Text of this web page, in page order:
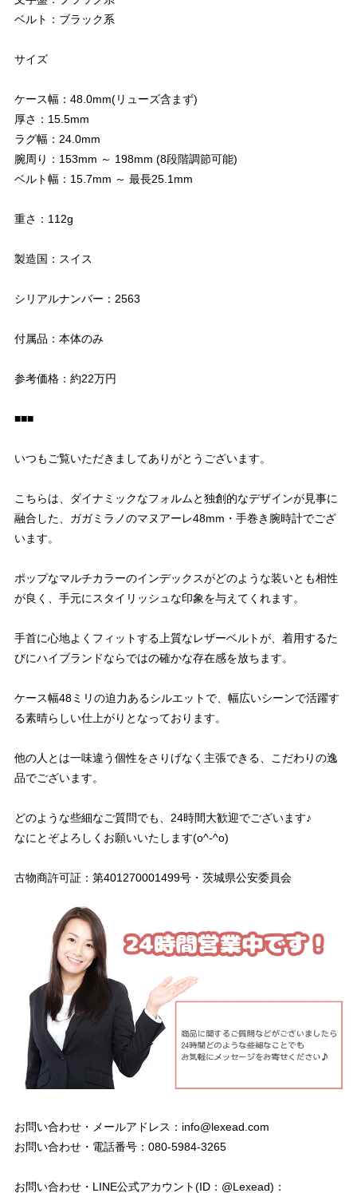
ベルト：ブラック系
サイズ
ケース幅：48.0mm(リューズ含まず)
厚さ：15.5mm
ラグ幅：24.0mm
腕周り：153mm ～ 198mm (8段階調節可能)
ベルト幅：15.7mm ～ 最長25.1mm
重さ：112g
製造国：スイス
シリアルナンバー：2563
付属品：本体のみ
参考価格：約22万円
■■■
いつもご覧いただきましてありがとうございます。
こちらは、ダイナミックなフォルムと独創的なデザインが見事に
融合した、ガガミラノのマヌアーレ48mm・手巻き腕時計でござ
います。
ポップなマルチカラーのインデックスがどのような装いとも相性
が良く、手元にスタイリッシュな印象を与えてくれます。
手首に心地よくフィットする上質なレザーベルトが、着用するた
びにハイブランドならではの確かな存在感を放ちます。
ケース幅48ミリの迫力あるシルエットで、幅広いシーンで活躍す
る素晴らしい仕上がりとなっております。
他の人とは一味違う個性をさりげなく主張できる、こだわりの逸
品でございます。
どのような些細なご質問でも、24時間大歓迎でございます♪
なにとぞよろしくお願いいたします(o^-^o)
古物商許可証：第401270001499号・茨城県公安委員会
お問い合わせ・メールアドレス： info@lexead.com
お問い合わせ・電話番号：080-5984-3265
お問い合わせ・LINE公式アカウント(ID：@Lexead)：